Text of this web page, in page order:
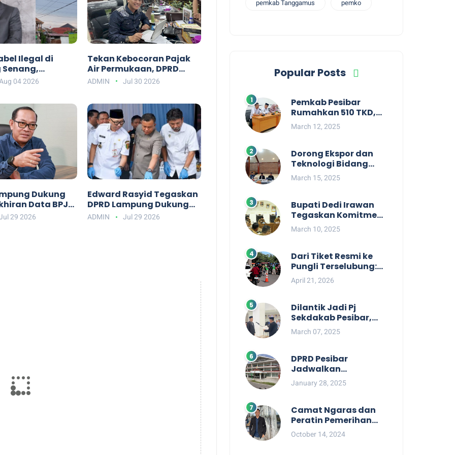
Ilegal di
Jangan
Rugi
Aug 04 2026
Tekan Kebocoran Pajak
Air Permukaan, DPRD
Lampung Dorong
ADMIN Jul 30 2026
Dukung
Data BPJS
Sasaran
29 2026
Edward Rasyid Tegaskan
DPRD Lampung Dukung
Penuh Pemberantasan
ADMIN Jul 29 2026
pemkab Tanggamus pemko
Popular Posts
Pemkab Pesibar
Rumahkan 510 TKD,
Suryadi : Jangan
Kaitkan Dengan
March 12, 2025
Dorong Ekspor dan
Teknologi Bidang
Perikanan, Bupati
Pesisir Barat Audiensi
March 15, 2025
Bupati Dedi Irawan
Tegaskan Komitmen
Kepemimpinan yang
Berpihak kepada
Rapat Koordinasi OPD
March 10, 2025
Dari Tiket Resmi ke
Pungli Terselubung:
Kisruh Rp36 Juta
Pengelolaan Tiket
Jukung
April 21, 2026
Dilantik Jadi Pj
Sekdakab Pesibar,
Tedi Zadmiko
Ternyata Punya
Gemilang
March 07, 2025
DPRD Pesibar
Jadwalkan
Pemanggilan Pihak
Pemkab Terkait Nasib
Tahun 2025
January 28, 2025
Camat Ngaras dan
Peratin Pemerihan
Diduga Terlibat
Politik Praktis,
October 14, 2024